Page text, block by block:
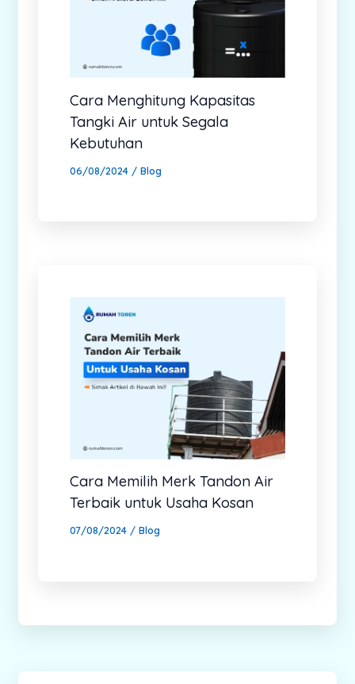
Cara Menghitung Kapasitas
Tangki Air untuk Segala
Kebutuhan
06/08/2024 / Blog
Cara Memilih Merk Tandon Air
Terbaik untuk Usaha Kosan
07/08/2024 / Blog